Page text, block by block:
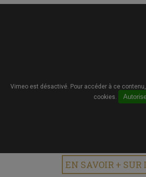
Vimeo est désactivé. Pour accéder à ce
cookies.
EN SAVOIR + SUR